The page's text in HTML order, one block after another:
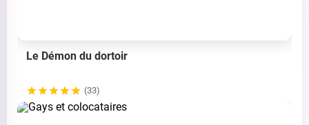
Le Démon du dortoir
(33)